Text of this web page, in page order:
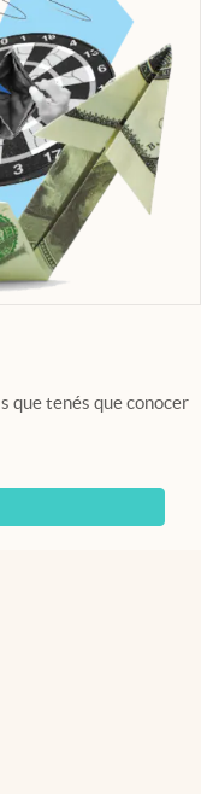
que tenés que conocer